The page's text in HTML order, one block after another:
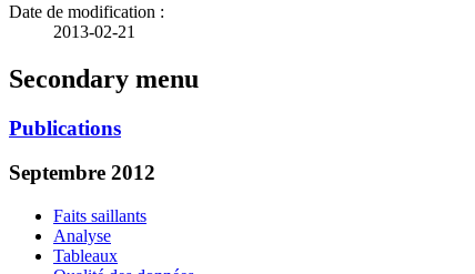
Date de modification :
2013-02-21
Secondary menu
Publications
Septembre 2012
Faits saillants
Analyse
Tableaux